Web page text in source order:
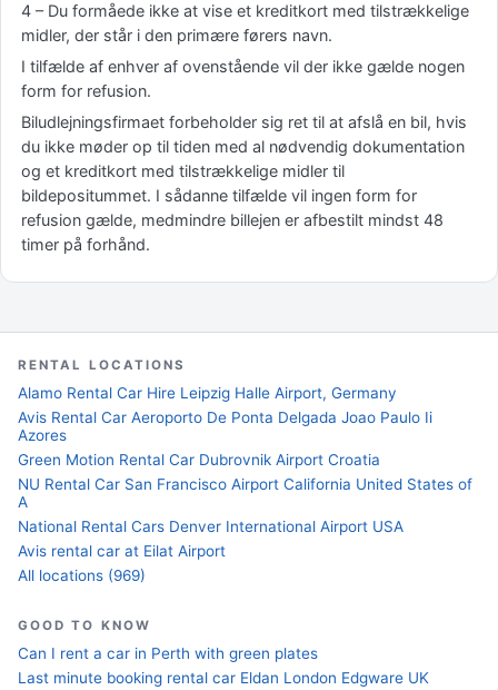
4 – Du formåede ikke at vise et kreditkort med tilstrækkelige
midler, der står i den primære førers navn.
I tilfælde af enhver af ovenstående vil der ikke gælde nogen
form for refusion.
Biludlejningsfirmaet forbeholder sig ret til at afslå en bil, hvis
du ikke møder op til tiden med al nødvendig dokumentation
og et kreditkort med tilstrækkelige midler til
bildepositummet. I sådanne tilfælde vil ingen form for
refusion gælde, medmindre billejen er afbestilt mindst 48
timer på forhånd.
RENTAL LOCATIONS
Alamo Rental Car Hire Leipzig Halle Airport, Germany
Avis Rental Car Aeroporto De Ponta Delgada Joao Paulo Ii
Azores
Green Motion Rental Car Dubrovnik Airport Croatia
NU Rental Car San Francisco Airport California United States of
A
National Rental Cars Denver International Airport USA
Avis rental car at Eilat Airport
All locations (969)
GOOD TO KNOW
Can I rent a car in Perth with green plates
Last minute booking rental car Eldan London Edgware UK